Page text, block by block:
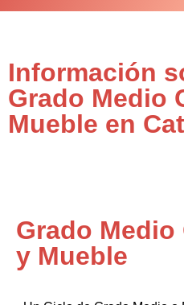
Información
Grado Medio
Mueble en
Grado
y Mueble